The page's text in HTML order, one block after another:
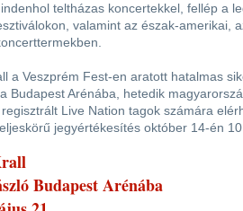
teltházas koncertekkel, fellép a
valamint az észak-amerikai,
a Veszprém Fest-en aratott hatalmas
Budapest Arénába, hetedik
Live Nation tagok számára
jegyértékesítés október 14-én
Budapest Arénába